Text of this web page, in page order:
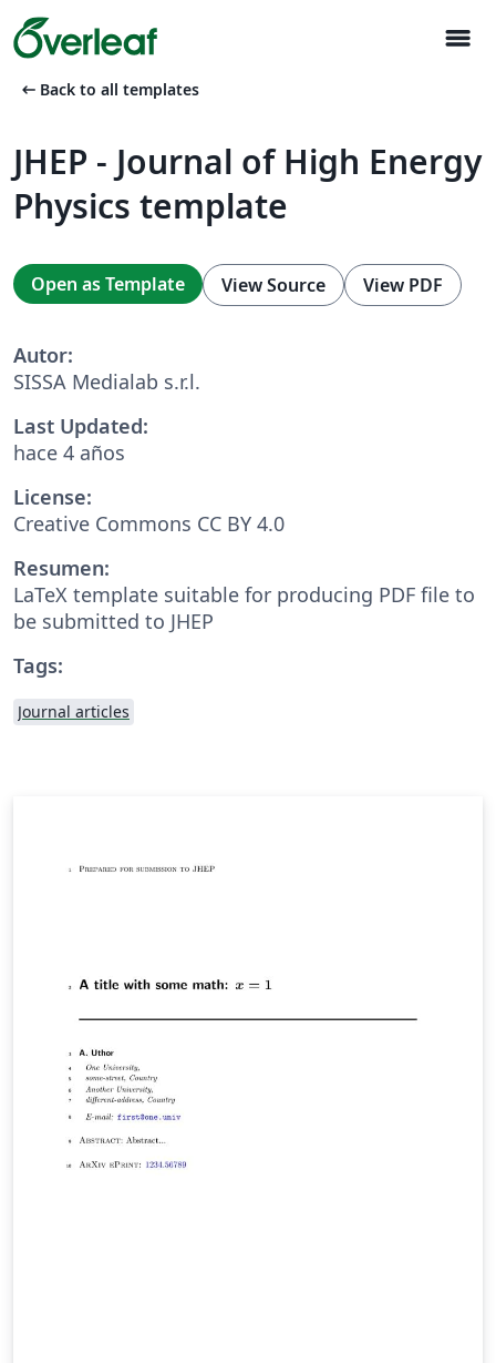
menu
arrow_left_alt Back to all templates
JHEP - Journal of High Energy
Physics template
Open as Template View Source View PDF
Autor:
SISSA Medialab s.r.l.
Last Updated:
hace 4 años
License:
Creative Commons CC BY 4.0
Resumen:
LaTeX template suitable for producing PDF file to
be submitted to JHEP
Tags:
Journal articles